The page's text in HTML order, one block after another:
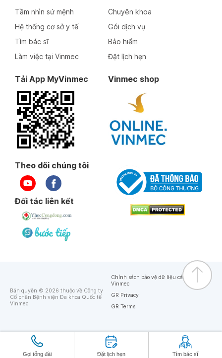
Gọi tổng đài Đặt lịch hẹn Tìm bác sĩ
Tầm nhìn sứ mệnh
Hệ thống cơ sở y tế
Tìm bác sĩ
Làm việc tại Vinmec
Chuyên khoa
Gói dịch vụ
Bảo hiểm
Đặt lịch hẹn
Tải App MyVinmec Vinmec shop
Theo dõi chúng tôi
Đối tác liên kết
Bản quyền © 2026 thuộc về Công ty
Cổ phần Bệnh viện Đa khoa Quốc tế
Vinmec
Chính sách bảo vệ dữ liệu cá nhân của
Vinmec
GR Privacy
GR Terms